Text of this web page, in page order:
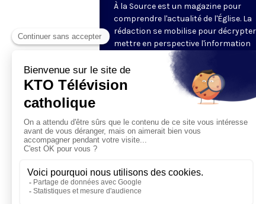
À la Source est un magazine pour
comprendre l'actualité de l'Église. La
rédaction se mobilise pour
mettre en perspective l'information
religieuse de la semaine. Au
reportages, revue de presse,
d'experts, analyses des directeurs de
rédaction de la presse chrétienne,
tour à tour, le regard décalé sur
des chroniqueurs. Retrouvez À la
mardi et jeudi à 21h45 sur notre